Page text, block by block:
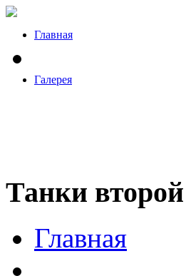
Главная
Галерея
Танки
Главная